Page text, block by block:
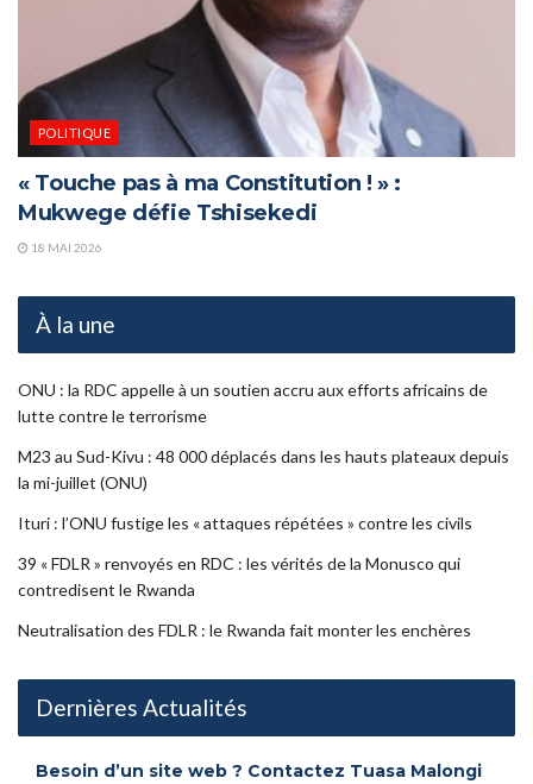
POLITIQUE
« Touche pas à ma Constitution ! » :
Mukwege défie Tshisekedi
18 MAI 2026
À la une
ONU : la RDC appelle à un soutien accru aux efforts africains de
lutte contre le terrorisme
M23 au Sud-Kivu : 48 000 déplacés dans les hauts plateaux depuis
la mi-juillet (ONU)
Ituri : l’ONU fustige les « attaques répétées » contre les civils
39 « FDLR » renvoyés en RDC : les vérités de la Monusco qui
contredisent le Rwanda
Neutralisation des FDLR : le Rwanda fait monter les enchères
Dernières Actualités
Besoin d’un site web ? Contactez Tuasa Malongi